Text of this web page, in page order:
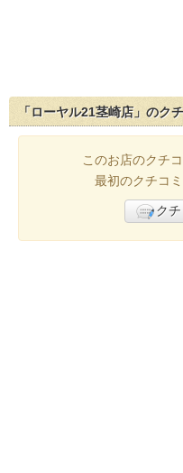
「ローヤル21茎崎店」のク
このお店のクチ
最初のクチコ
ク